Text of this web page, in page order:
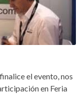
el evento, nos
en Feria